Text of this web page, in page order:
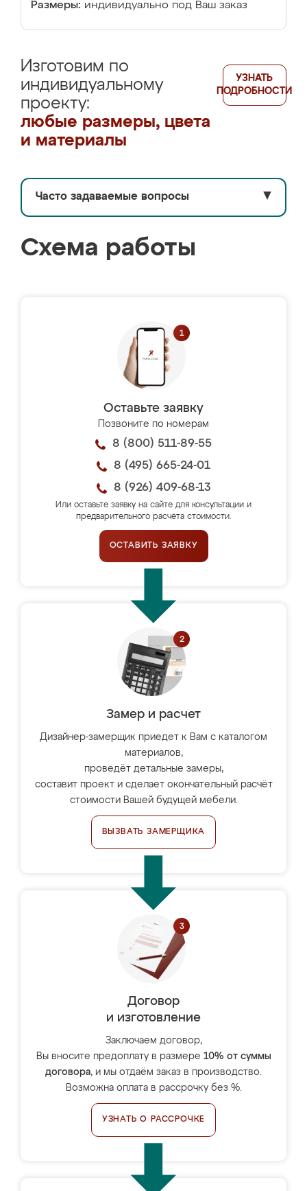
Размеры: индивидуально под Ваш заказ
Изготовим по
индивидуальному
проекту:
любые размеры, цвета
и материалы
УЗНАТЬ
ПОДРОБНОСТИ
Часто задаваемые вопросы ▼
Схема работы
Оставьте заявку
Позвоните по номерам
8 (800) 511-89-55
8 (495) 665-24-01
8 (926) 409-68-13
Или оставьте заявку на сайте для консультации и
предварительного расчёта стоимости.
ОСТАВИТЬ ЗАЯВКУ
Замер и расчет
Дизайнер-замерщик приедет к Вам с каталогом
материалов,
проведёт детальные замеры,
составит проект и сделает окончательный расчёт
стоимости Вашей будущей мебели.
ВЫЗВАТЬ ЗАМЕРЩИКА
Договор
и изготовление
Заключаем договор,
Вы вносите предоплату в размере 10% от суммы
договора, и мы отдаём заказ в производство.
Возможна оплата в рассрочку без %.
УЗНАТЬ О РАССРОЧКЕ